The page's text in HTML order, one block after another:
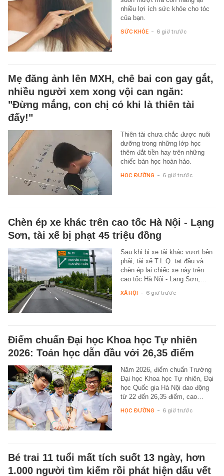
nhiều lợi ích sức khỏe cho tóc
của bạn.
SỨC KHỎE - 6 giờ trước
Mẹ đăng ảnh lên MXH, chê bai con gay gắt,
nhiều người xem xong vội can ngăn:
"Đừng mắng, con chị có khi là thiên tài
đấy!"
Thiên tài chưa chắc được nuôi
dưỡng trong những lớp học
thêm đắt tiền hay trên những
chiếc bàn học hoàn hảo.
HỌC ĐƯỜNG - 6 giờ trước
Chèn ép xe khác trên cao tốc Hà Nội - Lạng
Sơn, tài xế bị phạt 45 triệu đồng
Sau khi bị xe tải khác vượt bên
phải, tài xế T.L.Q. tạt đầu và
chèn ép lại chiếc xe này trên
cao tốc Hà Nội - Lạng Sơn,…
XÃ HỘI - 6 giờ trước
Điểm chuẩn Đại học Khoa học Tự nhiên
2026: Toán học dẫn đầu với 26,35 điểm
Năm 2026, điểm chuẩn Trường
Đại học Khoa học Tự nhiên, Đại
học Quốc gia Hà Nội dao động
từ 22 đến 26,35 điểm, cao…
HỌC ĐƯỜNG - 6 giờ trước
Bé trai 11 tuổi mất tích suốt 13 ngày, hơn
1.000 người tìm kiếm rồi phát hiện dấu vết